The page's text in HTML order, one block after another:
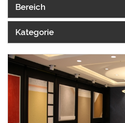
Bereich
Kategorie